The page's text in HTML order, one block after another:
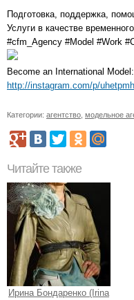
Подготовка, поддержка,
Услуги в качестве
#cfm_Agency #Model #Work
Become an International Model:
http://instagram.com/p/
Категории: агентство модельное
Читайте также
Ирина Бондаренко (Irina